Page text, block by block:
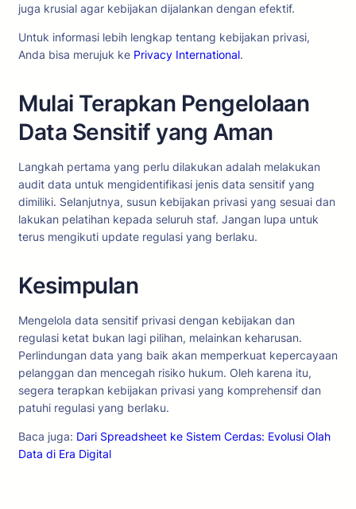
juga krusial agar kebijakan dijalankan dengan efektif.
Untuk informasi lebih lengkap tentang kebijakan privasi,
Anda bisa merujuk ke Privacy International.
Mulai Terapkan Pengelolaan
Data Sensitif yang Aman
Langkah pertama yang perlu dilakukan adalah melakukan
audit data untuk mengidentifikasi jenis data sensitif yang
dimiliki. Selanjutnya, susun kebijakan privasi yang sesuai dan
lakukan pelatihan kepada seluruh staf. Jangan lupa untuk
terus mengikuti update regulasi yang berlaku.
Kesimpulan
Mengelola data sensitif privasi dengan kebijakan dan
regulasi ketat bukan lagi pilihan, melainkan keharusan.
Perlindungan data yang baik akan memperkuat kepercayaan
pelanggan dan mencegah risiko hukum. Oleh karena itu,
segera terapkan kebijakan privasi yang komprehensif dan
patuhi regulasi yang berlaku.
Baca juga: Dari Spreadsheet ke Sistem Cerdas: Evolusi Olah
Data di Era Digital